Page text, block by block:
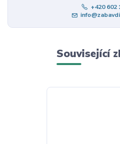
+420 602
Související